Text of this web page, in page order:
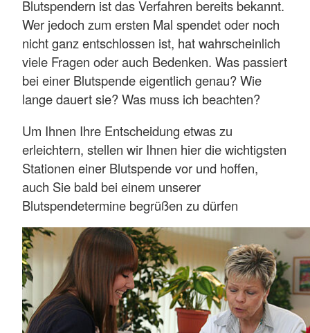
Blutspendern ist das Verfahren bereits bekannt.
Wer jedoch zum ersten Mal spendet oder noch
nicht ganz entschlossen ist, hat wahrscheinlich
viele Fragen oder auch Bedenken. Was passiert
bei einer Blutspende eigentlich genau? Wie
lange dauert sie? Was muss ich beachten?
Um Ihnen Ihre Entscheidung etwas zu
erleichtern, stellen wir Ihnen hier die wichtigsten
Stationen einer Blutspende vor und hoffen,
auch Sie bald bei einem unserer
Blutspendetermine begrüßen zu dürfen